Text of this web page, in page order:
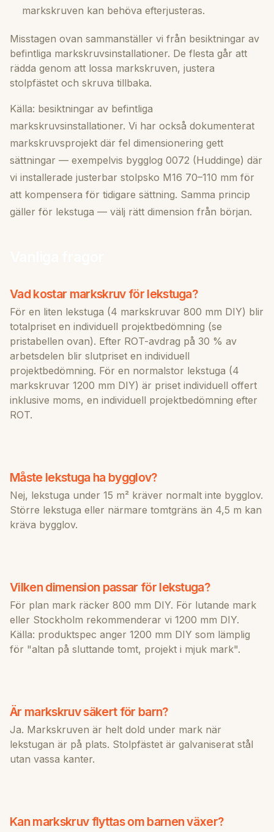
markskruven kan behöva efterjusteras.
Misstagen ovan sammanställer vi från besiktningar av
befintliga markskruvsinstallationer. De flesta går att
rädda genom att lossa markskruven, justera
stolpfästet och skruva tillbaka.
Källa: besiktningar av befintliga
markskruvsinstallationer. Vi har också dokumenterat
markskruvsprojekt där fel dimensionering gett
sättningar — exempelvis bygglog 0072 (Huddinge) där
vi installerade justerbar stolpsko M16 70–110 mm för
att kompensera för tidigare sättning. Samma princip
gäller för lekstuga — välj rätt dimension från början.
Vad kostar markskruv för lekstuga?
För en liten lekstuga (4 markskruvar 800 mm DIY) blir
totalpriset en individuell projektbedömning (se
pristabellen ovan). Efter ROT-avdrag på 30 % av
arbetsdelen blir slutpriset en individuell
projektbedömning. För en normalstor lekstuga (4
markskruvar 1200 mm DIY) är priset individuell offert
inklusive moms, en individuell projektbedömning efter
ROT.
Måste lekstuga ha bygglov?
Nej, lekstuga under 15 m² kräver normalt inte bygglov.
Större lekstuga eller närmare tomtgräns än 4,5 m kan
kräva bygglov.
Vilken dimension passar för lekstuga?
För plan mark räcker 800 mm DIY. För lutande mark
eller Stockholm rekommenderar vi 1200 mm DIY.
Källa: produktspec anger 1200 mm DIY som lämplig
för "altan på sluttande tomt, projekt i mjuk mark".
Är markskruv säkert för barn?
Ja. Markskruven är helt dold under mark när
lekstugan är på plats. Stolpfästet är galvaniserat stål
utan vassa kanter.
Kan markskruv flyttas om barnen växer?